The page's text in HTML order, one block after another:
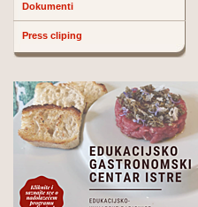
Dokumenti
Press cliping